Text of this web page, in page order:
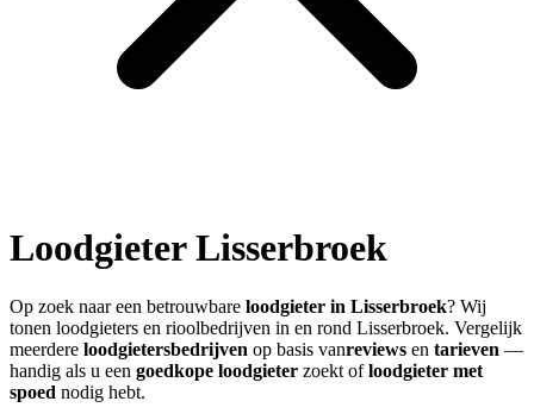
LoodgieterLisserbroek
Op zoek naar een betrouwbare loodgieter in Lisserbroek? Wij
tonen loodgieters en rioolbedrijven in en rond Lisserbroek. Vergelijk
meerdere loodgietersbedrijven op basis vanreviews en tarieven —
handig als u een goedkope loodgieter zoekt ofloodgieter met
spoed nodig hebt.